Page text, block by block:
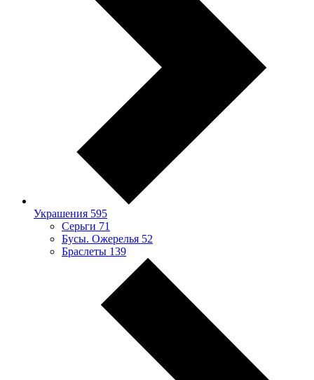
Украшения 595
Серьги 71
Бусы. Ожерелья 52
Браслеты 139